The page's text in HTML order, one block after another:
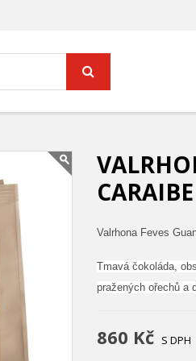
Valrhona Feves
Tmavá čokoláda,
pražených ořechů a
860 Kč S DPH